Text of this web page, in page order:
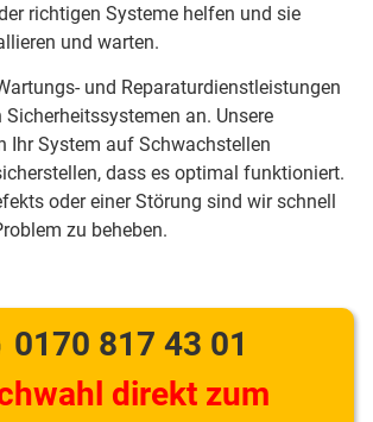
richtigen Systeme helfen und sie
und warten.
und Reparaturdienstleistungen
an. Unsere
Ihr System auf Schwachstellen
dass es optimal funktioniert.
oder einer Störung sind wir schnell
zu beheben.
0170 817 43 01
direkt zum